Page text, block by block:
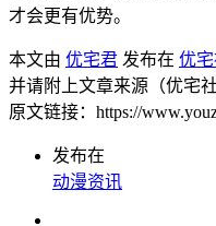
才会更有优势。
本文由 优宅君 发布在 优
并请附上文章来源（优宅
原文链接：https://
发布在
动漫资讯